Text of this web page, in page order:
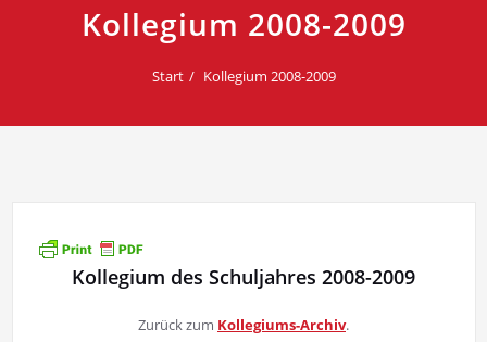
Kollegium 2008-2009
Start Kollegium 2008-2009
Kollegium des Schuljahres 2008-2009
Zurück zum Kollegiums-Archiv.